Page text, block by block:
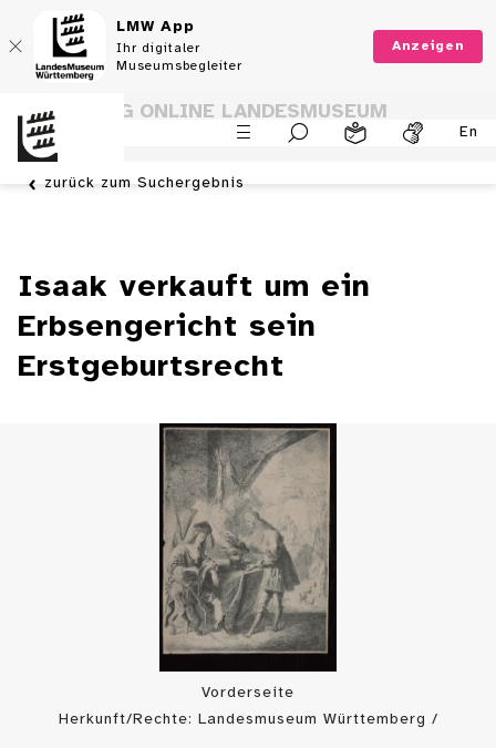
LMW App
Ihr digitaler
Museumsbegleiter
Anzeigen
En
SAMMLUNG ONLINE LANDESMUSEUM
WÜRTTEMBERG
zurück zum Suchergebnis
Isaak verkauft um ein
Erbsengericht sein
Erstgeburtsrecht
Vorderseite
Herkunft/Rechte: Landesmuseum Württemberg /